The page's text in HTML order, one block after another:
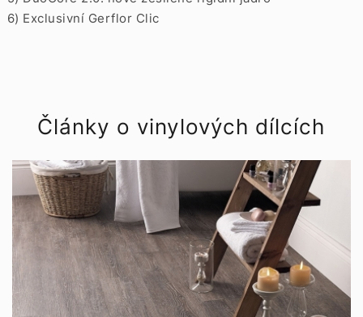
6) Exclusivní Gerflor Clic
Články o vinylových dílcích